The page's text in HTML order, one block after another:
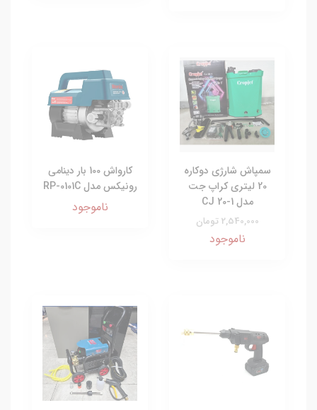
سمپاش شارژی دوکاره
20 لیتری کراپ جت
مدل CJ 20-1
2,540,000 تومان
ناموجود
کارواش 100 بار دینامی
رونیکس مدل RP-0101C
ناموجود